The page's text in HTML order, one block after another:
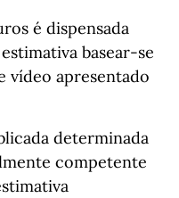
é dispensada
basear-se
vídeo apresentado
determinada
competente